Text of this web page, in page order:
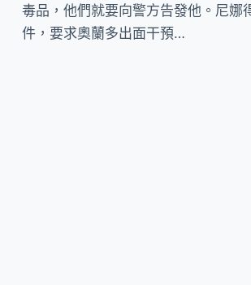
毒品，他們就要向警方告發他。尼娜
件，要求奧蘭多出面干預…